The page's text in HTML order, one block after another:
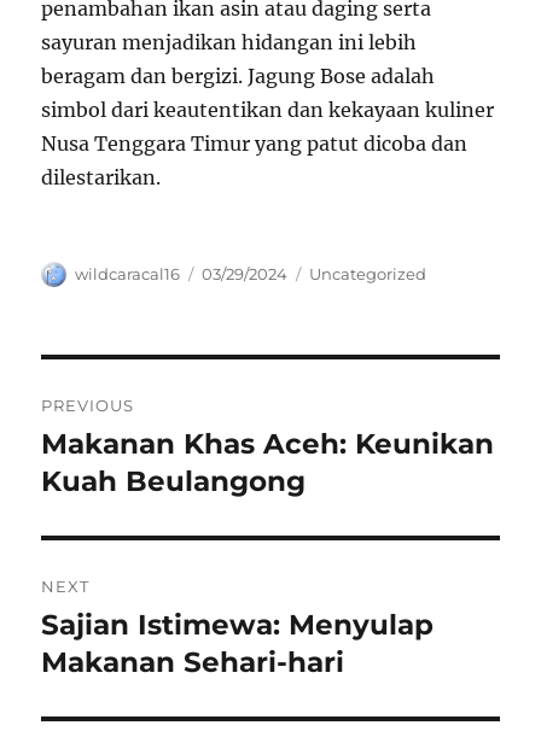
penambahan ikan asin atau daging serta
sayuran menjadikan hidangan ini lebih
beragam dan bergizi. Jagung Bose adalah
simbol dari keautentikan dan kekayaan kuliner
Nusa Tenggara Timur yang patut dicoba dan
dilestarikan.
Author
wildcaracal16
Posted
03/29/2024 Categories
Uncategorized
pos
PREVIOUS
Previous
post:
Makanan Khas Aceh: Keunikan
Kuah Beulangong
NEXT
Next
post:
Sajian Istimewa: Menyulap
Makanan Sehari-hari